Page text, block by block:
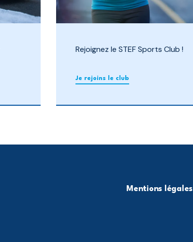
Rejoignez le STEF Sports Club !
Je rejoins le club
Mentions légales